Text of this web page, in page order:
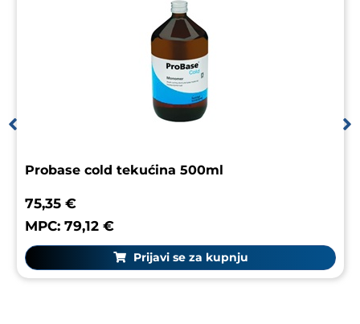
Probase cold tekućina 500ml
75,35 €
MPC: 79,12 €
Prijavi se za kupnju